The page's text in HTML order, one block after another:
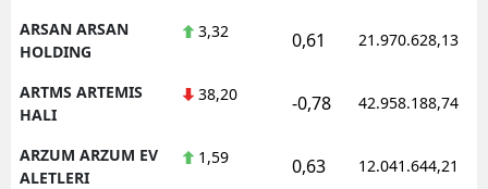
ARSAN ARSAN
HOLDING
3,32 0,61 21.970.628,13
ARTMS ARTEMIS
HALI
38,20 -0,78 42.958.188,74
ARZUM ARZUM EV
ALETLERI
1,59 0,63 12.041.644,21